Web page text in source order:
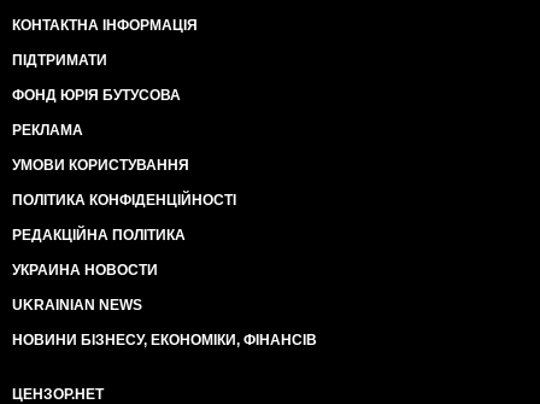
КОНТАКТНА ІНФОРМАЦІЯ
ПІДТРИМАТИ
ФОНД ЮРІЯ БУТУСОВА
РЕКЛАМА
УМОВИ КОРИСТУВАННЯ
ПОЛІТИКА КОНФІДЕНЦІЙНОСТІ
РЕДАКЦІЙНА ПОЛІТИКА
УКРАИНА НОВОСТИ
UKRAINIAN NEWS
НОВИНИ БІЗНЕСУ, ЕКОНОМІКИ, ФІНАНСІВ
ЦЕНЗОР.НЕТ